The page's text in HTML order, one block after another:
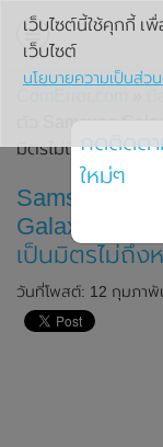
ตัว Samsung
มิตรไม่ถึงหมื่น
Samsung ปร
Galaxy A32
เป็นมิตรไม่ถึง
วันที่โพสต์: 12 กุมภาพั
เว็บไซต์นี้ใช้คุกกี้ เ
เว็บไซต์
นโยบายความเป็นส่ว
กดติดตา
ใหม่ๆ